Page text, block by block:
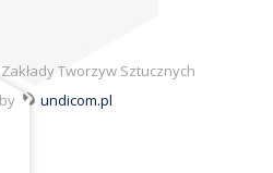
Tworzyw Sztucznych
undicom.pl